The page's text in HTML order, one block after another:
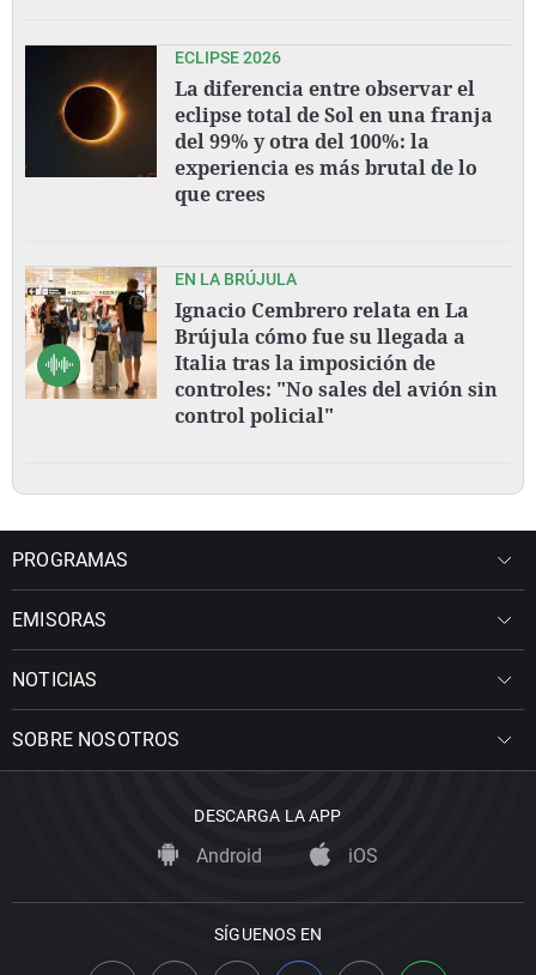
ECLIPSE 2026
La diferencia entre observar el
eclipse total de Sol en una franja
del 99% y otra del 100%: la
experiencia es más brutal de lo
que crees
EN LA BRÚJULA
Ignacio Cembrero relata en La
Brújula cómo fue su llegada a
Italia tras la imposición de
controles: "No sales del avión sin
control policial"
PROGRAMAS
EMISORAS
NOTICIAS
SOBRE NOSOTROS
DESCARGA LA APP
Android iOS
SÍGUENOS EN